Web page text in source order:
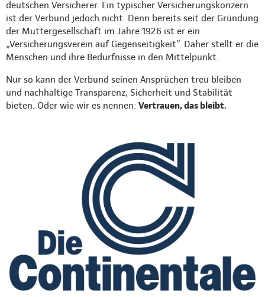
deutschen Versicherer. Ein typischer Versicherungskonzern
ist der Verbund jedoch nicht. Denn bereits seit der Gründung
der Muttergesellschaft im Jahre 1926 ist er ein
„Versicherungsverein auf Gegenseitigkeit”. Daher stellt er die
Menschen und ihre Bedürfnisse in den Mittelpunkt.
Nur so kann der Verbund seinen Ansprüchen treu bleiben
und nachhaltige Transparenz, Sicherheit und Stabilität
bieten. Oder wie wir es nennen: Vertrauen, das bleibt.